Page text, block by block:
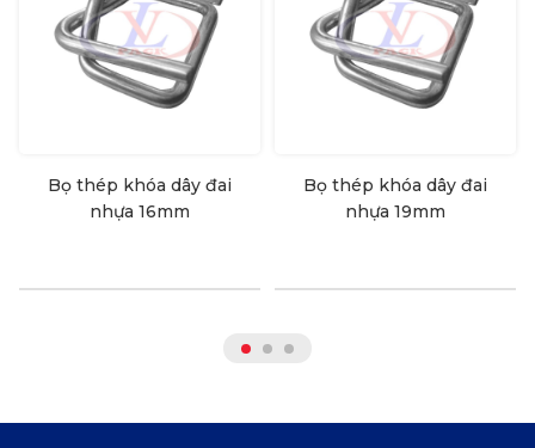
Bọ thép khóa dây đai
nhựa 16mm
Bọ thép khóa dây đai
nhựa 19mm